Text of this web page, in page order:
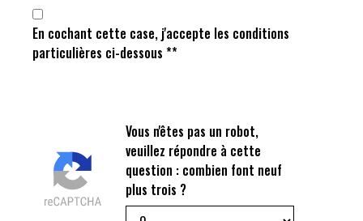
En cochant cette case, j'accepte les conditions
particulières ci-dessous **
Vous n'êtes pas un robot,
veuillez répondre à cette
question : combien font neuf
plus trois ?